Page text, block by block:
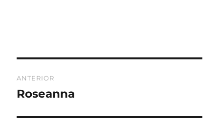
de
ANTERIOR
Entrada
Roseanna